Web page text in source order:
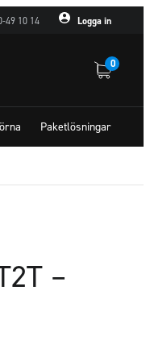
49 10 14 Logga in
0
Paketlösningar
–